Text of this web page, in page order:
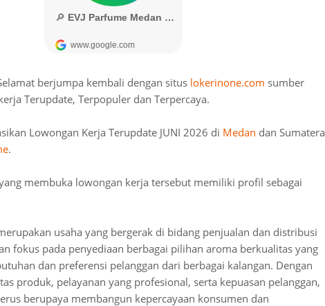
berjumpa kembali dengan situs lokerinone.com sumber
Terupdate, Terpopuler dan Terpercaya.
Lowongan Kerja Terupdate JUNI 2026 di Medan dan Sumatera
.
membuka lowongan kerja tersebut memiliki profil sebagai
usaha yang bergerak di bidang penjualan dan distribusi
fokus pada penyediaan berbagai pilihan aroma berkualitas yang
dan preferensi pelanggan dari berbagai kalangan. Dengan
produk, pelayanan yang profesional, serta kepuasan pelanggan,
berupaya membangun kepercayaan konsumen dan